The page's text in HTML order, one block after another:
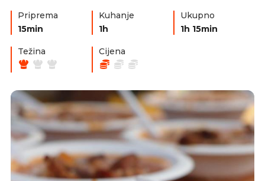
Priprema
15min
Kuhanje
1h
Ukupno
1h 15min
Težina Cijena